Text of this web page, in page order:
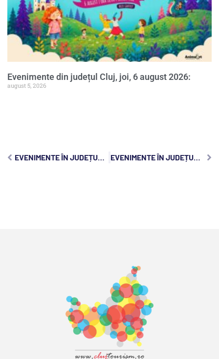
Evenimente din județul Cluj, joi, 6 august 2026:
august 5, 2026
EVENIMENTE ÎN JUDEȚUL CLUJ, VINERI, 4 IUNIE 2021 EVENIMENTE ÎN JUDEȚUL CLUJ, DUMINICĂ, 6 IUNIE 2021